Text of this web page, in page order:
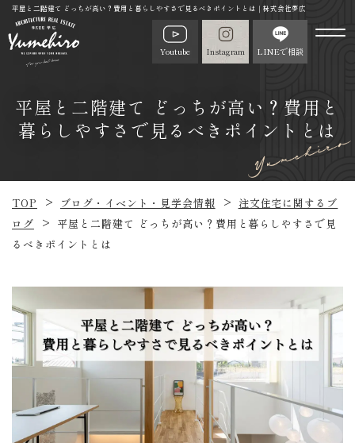
平屋と二階建て どっちが高い？費用と暮らしやすさで見るべきポイントとは｜株式会社夢広
Youtube Instagram LINEで相談
平屋と二階建て どっちが高い？費用と
暮らしやすさで見るべきポイントとは
TOP ブログ・イベント・見学会情報
注文住宅に関するブ
ログ
平屋と二階建て どっちが高い？費用と暮らしやすさで見
るべきポイントとは